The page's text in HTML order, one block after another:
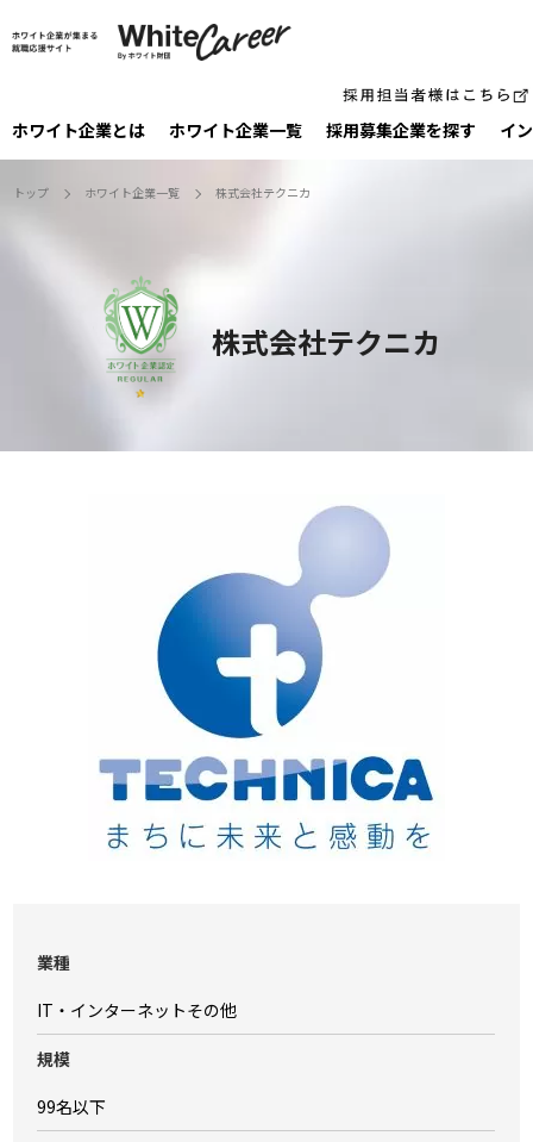
ホワイト企業とは ホワイト企業一覧 採⽤募集企業を探す イ
トップ ホワイト企業一覧 株式会社テクニカ
株式会社テクニカ
業種
IT・インターネットその他
規模
99名以下